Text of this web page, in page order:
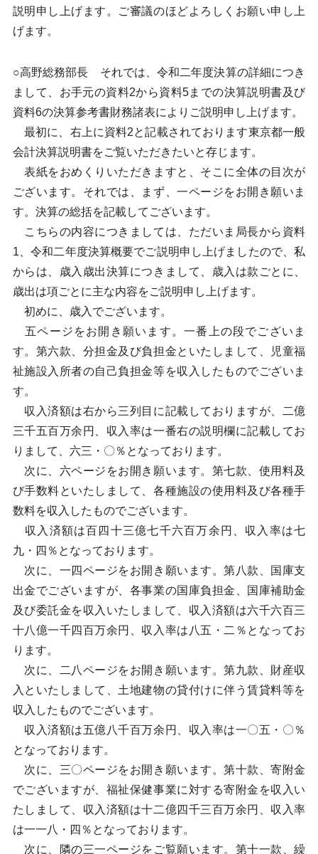
説明申し上げます。ご審議のほどよろしくお願い申し上
げます。
○高野総務部長 それでは、令和二年度決算の詳細につき
まして、お手元の資料2から資料5までの決算説明書及び
資料6の決算参考書財務諸表によりご説明申し上げます。
最初に、右上に資料2と記載されております東京都一般
会計決算説明書をご覧いただきたいと存じます。
表紙をおめくりいただきますと、そこに全体の目次が
ございます。それでは、まず、一ページをお開き願いま
す。決算の総括を記載してございます。
こちらの内容につきましては、ただいま局長から資料
1、令和二年度決算概要でご説明申し上げましたので、私
からは、歳入歳出決算につきまして、歳入は款ごとに、
歳出は項ごとに主な内容をご説明申し上げます。
初めに、歳入でございます。
五ページをお開き願います。一番上の段でございま
す。第六款、分担金及び負担金といたしまして、児童福
祉施設入所者の自己負担金等を収入したものでございま
す。
収入済額は右から三列目に記載しておりますが、二億
三千五百万余円、収入率は一番右の説明欄に記載してお
りまして、六三・〇％となっております。
次に、六ページをお開き願います。第七款、使用料及
び手数料といたしまして、各種施設の使用料及び各種手
数料を収入したものでございます。
収入済額は百四十三億七千六百万余円、収入率は七
九・四％となっております。
次に、一四ページをお開き願います。第八款、国庫支
出金でございますが、各事業の国庫負担金、国庫補助金
及び委託金を収入いたしまして、収入済額は六千六百三
十八億一千四百万余円、収入率は八五・二％となってお
ります。
次に、二八ページをお開き願います。第九款、財産収
入といたしまして、土地建物の貸付けに伴う賃貸料等を
収入したものでございます。
収入済額は五億八千百万余円、収入率は一〇五・〇％
となっております。
次に、三〇ページをお開き願います。第十款、寄附金
でございますが、福祉保健事業に対する寄附金を収入い
たしまして、収入済額は十二億四千三百万余円、収入率
は一一八・四％となっております。
次に、隣の三一ページをご覧願います。第十一款、繰